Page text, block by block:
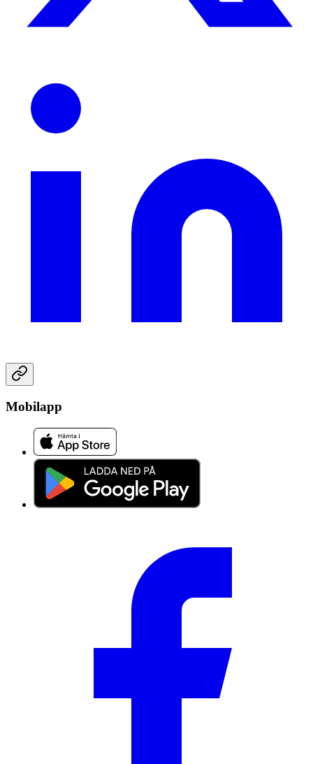
Mobilapp